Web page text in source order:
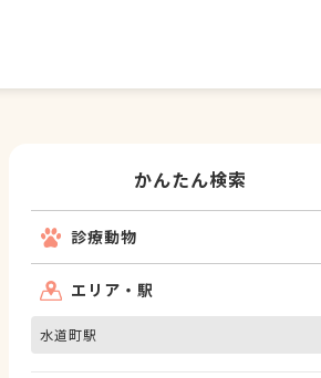
かんたん検索
診療動物
エリア・駅
水道町駅